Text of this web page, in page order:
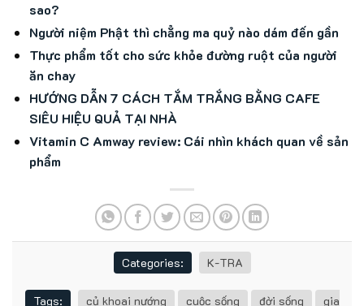
sao?
Người niệm Phật thì chẳng ma quỷ nào dám đến gần
Thực phẩm tốt cho sức khỏe đường ruột của người
ăn chay
HƯỚNG DẪN 7 CÁCH TẮM TRẮNG BẰNG CAFE
SIÊU HIỆU QUẢ TẠI NHÀ
Vitamin C Amway review: Cái nhìn khách quan về sản
phẩm
Categories: K-TRA
Tags: củ khoai nướng cuộc sống đời sống
gia